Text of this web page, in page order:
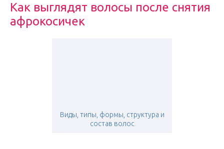
Как выглядят волосы после снятия
афрокосичек
Виды, типы, формы, структура и
состав волос